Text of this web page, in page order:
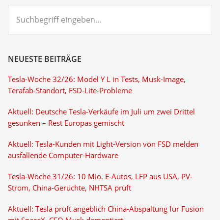
eingeben...
NEUESTE BEITRÄGE
Tesla-Woche 32/26: Model Y L in Tests, Musk-Image,
Terafab-Standort, FSD-Lite-Probleme
Aktuell: Deutsche Tesla-Verkäufe im Juli um zwei Drittel
gesunken – Rest Europas gemischt
Aktuell: Tesla-Kunden mit Light-Version von FSD melden
ausfallende Computer-Hardware
Tesla-Woche 31/26: 10 Mio. E-Autos, LFP aus USA, PV-
Strom, China-Gerüchte, NHTSA prüft
Aktuell: Tesla prüft angeblich China-Abspaltung für Fusion